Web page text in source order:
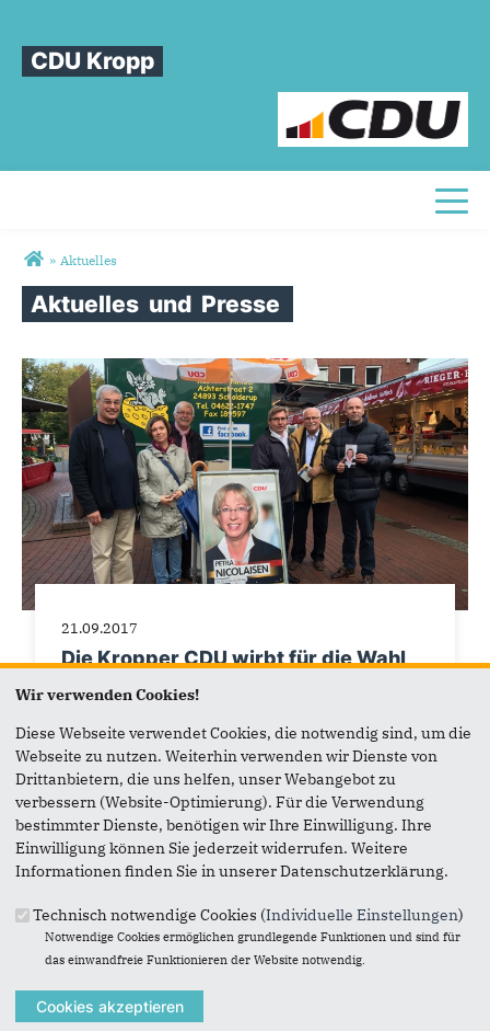
CDU Kropp
Sie sind hier
» Aktuelles
Aktuelles und Presse
21.09.2017
Die Kropper CDU wirbt für die Wahl
Die Kropper CDU, zusammen mit Andreas Hein
(MdL) wirbt für die Wahl von Petra Nicolaisen.
Wir verwenden Cookies!
Diese Webseite verwendet Cookies, die notwendig sind, um die
Webseite zu nutzen. Weiterhin verwenden wir Dienste von
Drittanbietern, die uns helfen, unser Webangebot zu
verbessern (Website-Optimierung). Für die Verwendung
bestimmter Dienste, benötigen wir Ihre Einwilligung. Ihre
Einwilligung können Sie jederzeit widerrufen. Weitere
Informationen finden Sie in unserer Datenschutzerklärung.
Technisch notwendige Cookies (Individuelle Einstellungen)
Notwendige Cookies ermöglichen grundlegende Funktionen und sind für
das einwandfreie Funktionieren der Website notwendig.